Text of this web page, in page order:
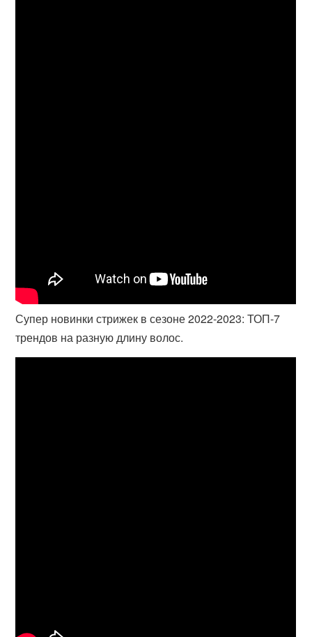
Супер новинки стрижек в сезоне 2022-2023: ТОП-7
трендов на разную длину волос.